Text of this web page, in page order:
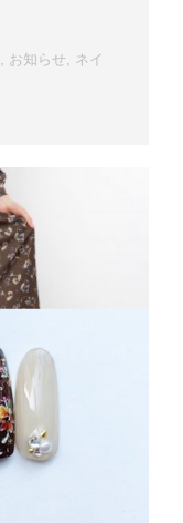
, お知らせ, ネイ